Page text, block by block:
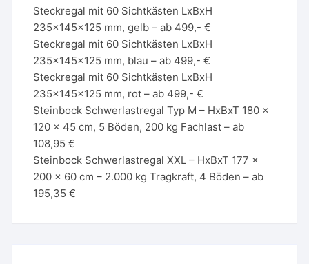
Steckregal mit 60 Sichtkästen LxBxH
235x145x125 mm, gelb – ab 499,- €
Steckregal mit 60 Sichtkästen LxBxH
235x145x125 mm, blau – ab 499,- €
Steckregal mit 60 Sichtkästen LxBxH
235x145x125 mm, rot – ab 499,- €
Steinbock Schwerlastregal Typ M – HxBxT 180 x
120 x 45 cm, 5 Böden, 200 kg Fachlast – ab
108,95 €
Steinbock Schwerlastregal XXL – HxBxT 177 x
200 x 60 cm – 2.000 kg Tragkraft, 4 Böden – ab
195,35 €